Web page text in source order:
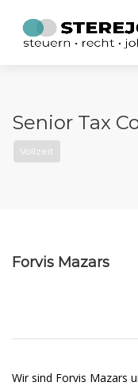
Senior Tax
Vollzeit
Forvis Mazars
Wir sind Forvis Mazars